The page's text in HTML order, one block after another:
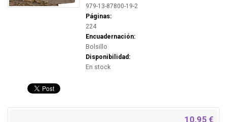
979-13-87800-19-2
Páginas:
224
Encuadernación:
Bolsillo
Disponibilidad:
En stock
10,95 €